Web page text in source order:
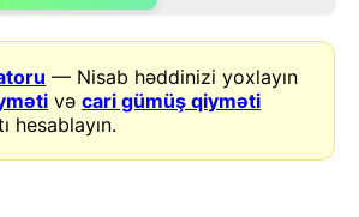
— Nisab həddinizi yoxlayın
vəcari gümüş qiyməti
hesablayın.